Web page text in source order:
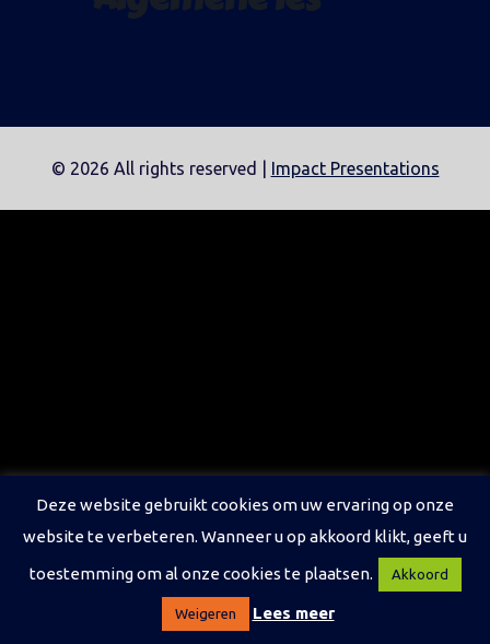
© 2026 All rights reserved | Impact Presentations
Deze website gebruikt cookies om uw ervaring op onze
website te verbeteren. Wanneer u op akkoord klikt, geeft u
toestemming om al onze cookies te plaatsen.
Akkoord
Weigeren Lees meer